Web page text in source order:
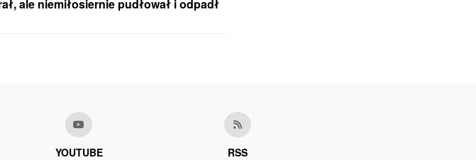
ale niemiłosiernie pudłował i odpadł
YOUTUBE RSS